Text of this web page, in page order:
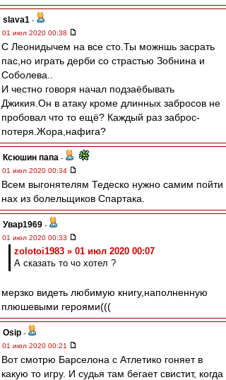
slava1 -
01 июл 2020 00:38
С Леонидычем на все сто.Ты можншь засрать
пас,но играть дерби со страстью Зобнина и
Соболева..
И честно говоря начал подзаёбывать
Джикия.Он в атаку кроме длинных забросов не
пробовал что то ещё? Каждый раз заброс-
потеря.Жора,нафига?
Ксюшин папа -
01 июл 2020 00:34
Всем выгонятелям Тедеско нужно самим пойти
нах из болельщиков Спартака.
Увар1969 -
01 июл 2020 00:33
zolotoi1983 » 01 июл 2020 00:07
А сказать то чо хотел ?
мерзко видеть любимую книгу,наполненную
плюшевыми героями(((
Osip -
01 июл 2020 00:21
Вот смотрю Барселона с Атлетико гоняет в
какую то игру. И судья там бегает свистит, когда